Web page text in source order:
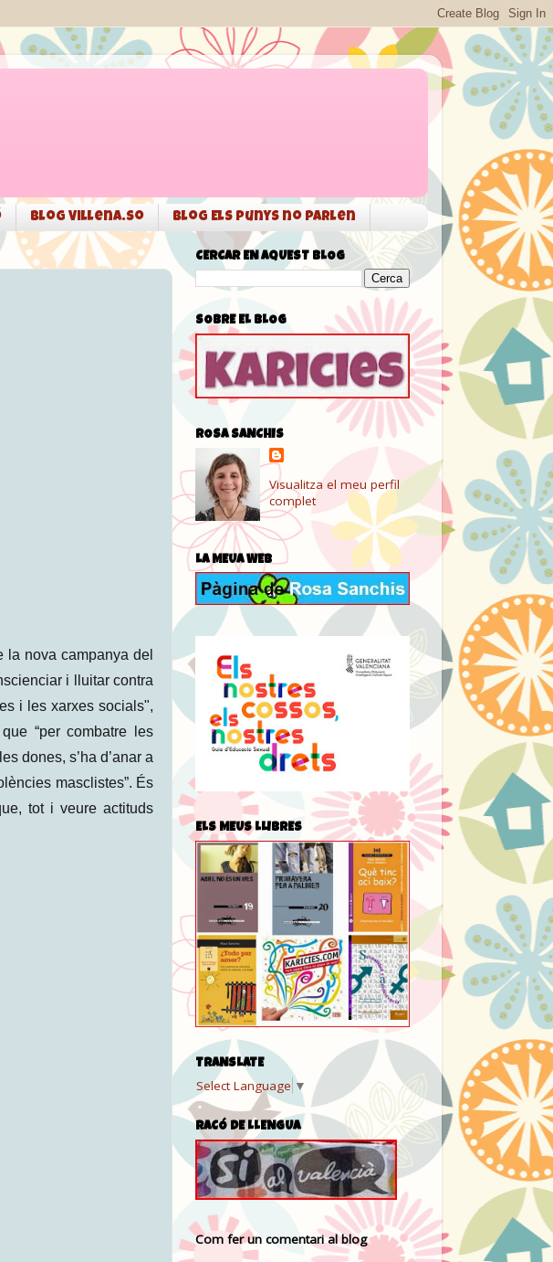
Blog Villena.so Blog Els punys no parlen
la nova campanya del
i lluitar contra
i les xarxes socials",
“per combatre les
dones, s’ha d’anar a
masclistes”. És
tot i veure actituds
CERCAR EN AQUEST BLOG
SOBRE EL BLOG
ROSA SANCHIS
Visualitza el meu perfil
complet
LA MEUA WEB
ELS MEUS LLIBRES
TRANSLATE
Select Language ▼
RACÓ DE LLENGUA
Com fer un comentari al blog